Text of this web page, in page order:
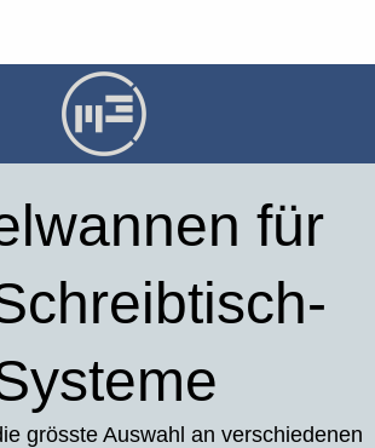
für
grösste Auswahl an verschiedenen